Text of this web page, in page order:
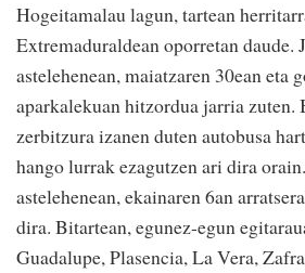
Hogeitamalau lagun, tartean
Extremaduraldean oporretan daude.
astelehenean, maiatzaren 30ean eta
aparkalekuan hitzordua jarria zuten.
zerbitzura izanen duten autobusa
hango lurrak ezagutzen ari dira
astelehenean, ekainaren 6an
dira. Bitartean, egunez-egun
Guadalupe, Plasencia, La Vera,